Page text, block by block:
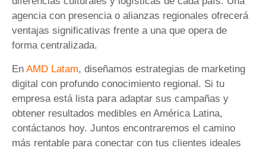
agencia con presencia o alianzas regionales ofrecerá
ventajas significativas frente a una que opera de
forma centralizada.
En AMD Latam, diseñamos estrategias de marketing
digital con profundo conocimiento regional. Si tu
empresa está lista para adaptar sus campañas y
obtener resultados medibles en América Latina,
contáctanos hoy. Juntos encontraremos el camino
más rentable para conectar con tus clientes ideales